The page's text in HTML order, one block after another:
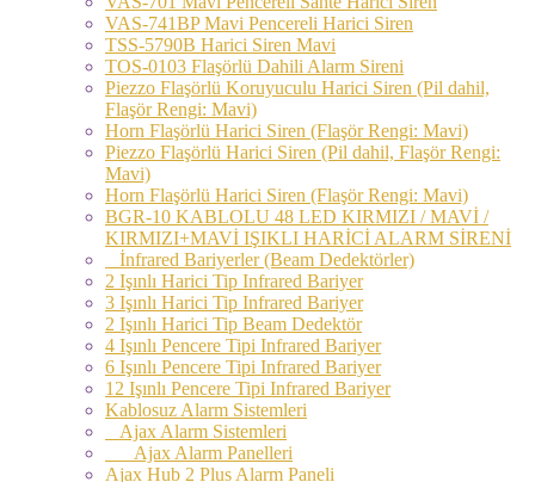
VAS-741BP Mavi Pencereli Harici Siren
TSS-5790B Harici Siren Mavi
TOS-0103 Flaşörlü Dahili Alarm Sireni
Piezzo Flaşörlü Koruyuculu Harici Siren (Pil dahil,
Flaşör Rengi: Mavi)
Horn Flaşörlü Harici Siren (Flaşör Rengi: Mavi)
Piezzo Flaşörlü Harici Siren (Pil dahil, Flaşör Rengi:
Mavi)
Horn Flaşörlü Harici Siren (Flaşör Rengi: Mavi)
BGR-10 KABLOLU 48 LED KIRMIZI / MAVİ /
KIRMIZI+MAVİ IŞIKLI HARİCİ ALARM SİRENİ
İnfrared Bariyerler (Beam Dedektörler)
2 Işınlı Harici Tip Infrared Bariyer
3 Işınlı Harici Tip Infrared Bariyer
2 Işınlı Harici Tip Beam Dedektör
4 Işınlı Pencere Tipi Infrared Bariyer
6 Işınlı Pencere Tipi Infrared Bariyer
12 Işınlı Pencere Tipi Infrared Bariyer
Kablosuz Alarm Sistemleri
Ajax Alarm Sistemleri
Ajax Alarm Panelleri
Ajax Hub 2 Plus Alarm Paneli